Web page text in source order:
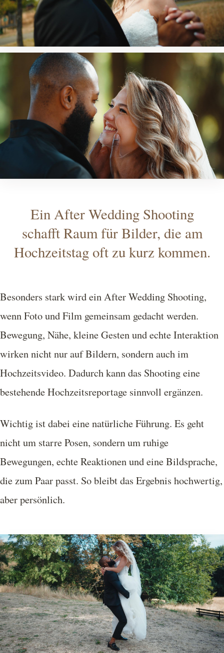
Ein After Wedding Shooting
schafft Raum für Bilder, die am
Hochzeitstag oft zu kurz kommen.
Besonders stark wird ein After Wedding Shooting,
wenn Foto und Film gemeinsam gedacht werden.
Bewegung, Nähe, kleine Gesten und echte Interaktion
wirken nicht nur auf Bildern, sondern auch im
Hochzeitsvideo. Dadurch kann das Shooting eine
bestehende Hochzeitsreportage sinnvoll ergänzen.
Wichtig ist dabei eine natürliche Führung. Es geht
nicht um starre Posen, sondern um ruhige
Bewegungen, echte Reaktionen und eine Bildsprache,
die zum Paar passt. So bleibt das Ergebnis hochwertig,
aber persönlich.